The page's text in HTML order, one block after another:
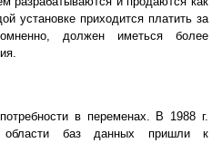
установке приходится платить за
должен иметься более
в переменах. В 1988 г.
области баз данных пришли к